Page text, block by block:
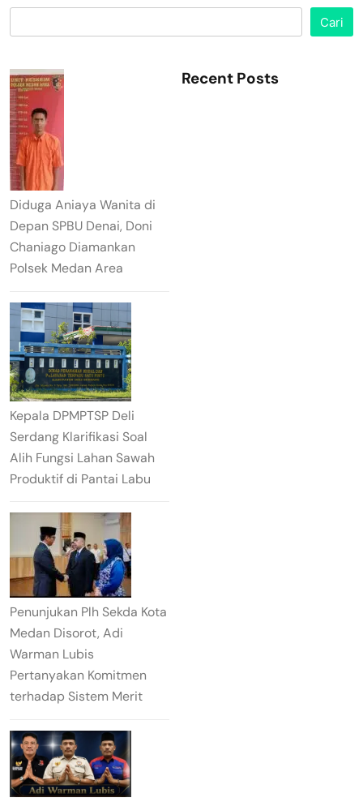
Cari
Diduga Aniaya Wanita di
Depan SPBU Denai, Doni
Chaniago Diamankan
Polsek Medan Area
Kepala DPMPTSP Deli
Serdang Klarifikasi Soal
Alih Fungsi Lahan Sawah
Produktif di Pantai Labu
Penunjukan Plh Sekda Kota
Medan Disorot, Adi
Warman Lubis
Pertanyakan Komitmen
terhadap Sistem Merit
Recent Posts